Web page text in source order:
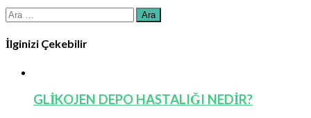
Arama:
İlginizi Çekebilir
GLİKOJEN DEPO HASTALIĞI NEDİR?